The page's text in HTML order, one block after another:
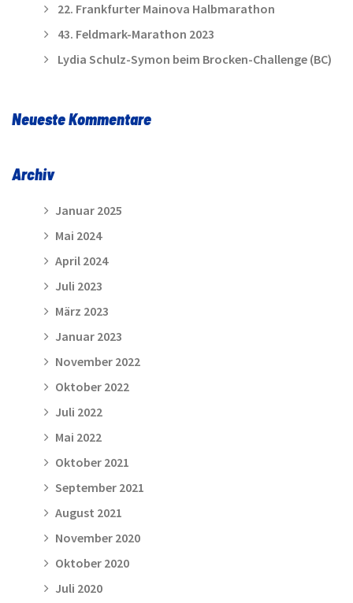
22. Frankfurter Mainova Halbmarathon
43. Feldmark-Marathon 2023
Lydia Schulz-Symon beim Brocken-Challenge (BC)
Neueste Kommentare
Archiv
Januar 2025
Mai 2024
April 2024
Juli 2023
März 2023
Januar 2023
November 2022
Oktober 2022
Juli 2022
Mai 2022
Oktober 2021
September 2021
August 2021
November 2020
Oktober 2020
Juli 2020